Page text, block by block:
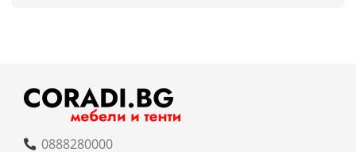
0888280000